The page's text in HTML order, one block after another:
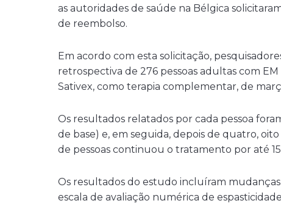
as autoridades de saúde na Bélgica
de reembolso.
Em acordo com esta solicitação,
retrospectiva de 276 pessoas adultas com
Sativex, como terapia complementar, de
Os resultados relatados por cada pessoa
de base) e, em seguida, depois de quatro,
de pessoas continuou o tratamento por até
Os resultados do estudo incluíram mudanças
escala de avaliação numérica de